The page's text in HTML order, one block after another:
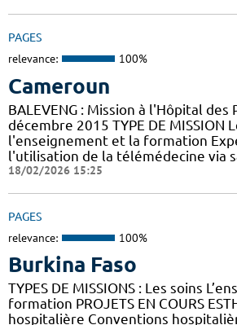
PAGES
relevance: 100%
Cameroun
BALEVENG : Mission à l'Hôpital des
décembre 2015 TYPE DE MISSION
l'enseignement et la formation
l'utilisation de la télémédecine via
18/02/2026 15:25
PAGES
relevance: 100%
Burkina Faso
TYPES DE MISSIONS : Les soins
formation PROJETS EN COURS
hospitalière Conventions